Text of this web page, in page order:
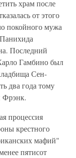
храм после
от этого
покойного мужа
Последний
Гамбино был
Сен-
два года тому
Фрэнк.
процессия
крестного
мафий"
пятисот